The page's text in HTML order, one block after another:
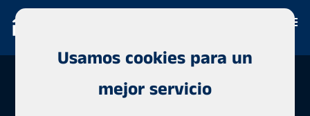
Usamos cookies para un
mejor servicio